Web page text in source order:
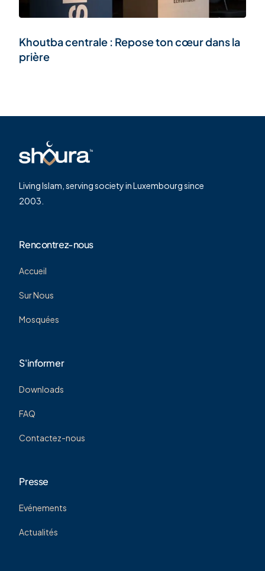
Khoutba centrale : Repose ton cœur dans la
prière
Living Islam, serving society in Luxembourg since
2003.
Rencontrez-nous
Accueil
Sur Nous
Mosquées
S'informer
Downloads
FAQ
Contactez-nous
Presse
Evénements
Actualités